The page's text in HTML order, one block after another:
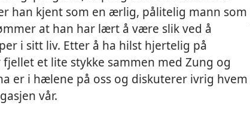
han kjent som en ærlig, pålitelig mann som
at han har lært å være slik ved å
i sitt liv. Etter å ha hilst hjertelig på
et lite stykke sammen med Zung og
er i hælene på oss og diskuterer ivrig hvem
vår.